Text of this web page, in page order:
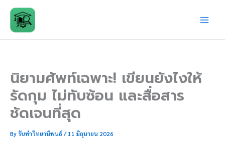
content
นิยามศัพท์เฉพาะ! เขียนยังไงให้
รัดกุม ไม่ทับซ้อน และสื่อสาร
ชัดเจนที่สุด
Byรับทำวิทยานิพนธ์/11 มิถุนายน 2026